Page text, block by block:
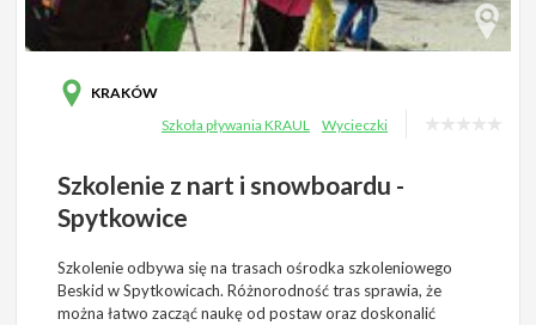
KRAKÓW
Szkoła pływania KRAUL
Wycieczki
Szkolenie z nart i snowboardu -
Spytkowice
Szkolenie odbywa się na trasach ośrodka szkoleniowego
Beskid w Spytkowicach. Różnorodność tras sprawia, że
można łatwo zacząć naukę od postaw oraz doskonalić